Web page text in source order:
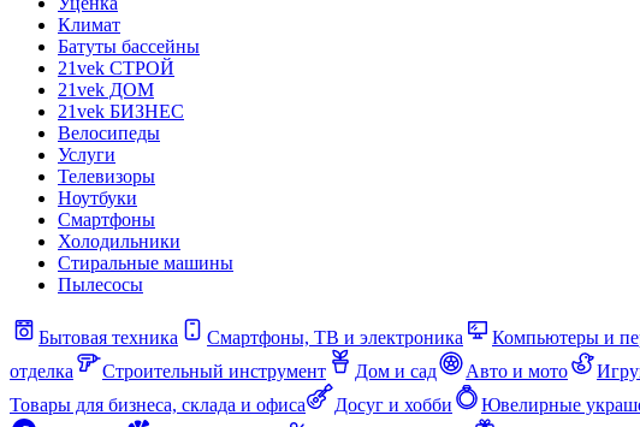
Климат
Батуты бассейны
21vek СТРОЙ
21vek ДОМ
21vek БИЗНЕС
Велосипеды
Услуги
Телевизоры
Ноутбуки
Смартфоны
Холодильники
Стиральные машины
Пылесосы
Бытовая техника Смартфоны, ТВ и электроника Компьютеры и
отделка
Строительный инструмент Дом и сад Авто и мото
Товары для бизнеса, склада и офиса
Досуг и хобби Ювелирные